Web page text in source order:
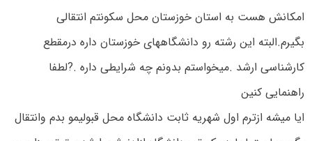
امکانش هست به استان خوزستان محل سکونتم انتقالی
بگیرم.البته این رشته رو دانشگاههای خوزستان داره درمقطع
کارشناسی ارشد .میخواستم بدونم چه شرایطی داره .?لطفا
راهنمایی کنین
ایا میشه ازترم اول شهریه ثابت دانشگاه محل قبولیمو بدم وانتقال